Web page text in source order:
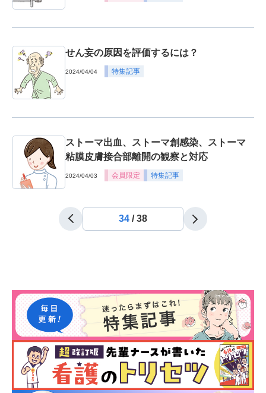
せん妄の原因を評価するには？
2024/04/04 特集記事
ストーマ出血、ストーマ創感染、ストーマ
粘膜皮膚接合部離開の観察と対応
2024/04/03 会員限定 特集記事
34 /38